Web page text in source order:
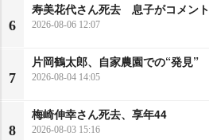
6
寿美花代さん死去 息子がコメント
2026-08-06 12:07
7
片岡鶴太郎、自家農園での“発見”
2026-08-04 14:05
8
梅崎伸幸さん死去、享年44
2026-08-03 15:16